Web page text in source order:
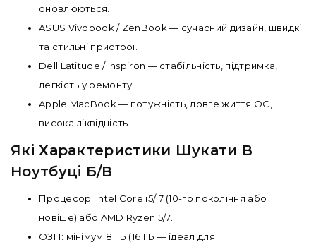
оновлюються.
ASUS Vivobook / ZenBook — сучасний дизайн, швидкі
та стильні пристрої.
Dell Latitude / Inspiron — стабільність, підтримка,
легкість у ремонту.
Apple MacBook — потужність, довге життя ОС,
висока ліквідність.
Які Характеристики Шукати В
Ноутбуці Б/В
Процесор: Intel Core i5/i7 (10-го покоління або
новіше) або AMD Ryzen 5/7.
ОЗП: мінімум 8 ГБ (16 ГБ — ідеал для